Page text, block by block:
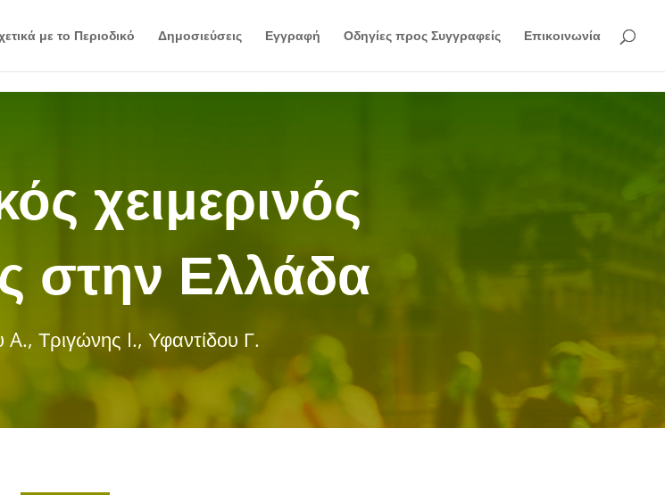
με το Περιοδικό Δημοσιεύσεις Εγγραφή Οδηγίες προς Συγγραφείς Επικοινωνία
χειμερινός
στην Ελλάδα
Τριγώνης I., Υφαντίδου Γ.